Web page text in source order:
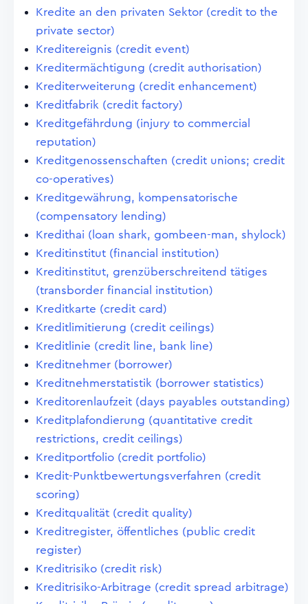
Kredite an den privaten Sektor (credit to the
private sector)
Kreditereignis (credit event)
Kreditermächtigung (credit authorisation)
Krediterweiterung (credit enhancement)
Kreditfabrik (credit factory)
Kreditgefährdung (injury to commercial
reputation)
Kreditgenossenschaften (credit unions; credit
co-operatives)
Kreditgewährung, kompensatorische
(compensatory lending)
Kredithai (loan shark, gombeen-man, shylock)
Kreditinstitut (financial institution)
Kreditinstitut, grenzüberschreitend tätiges
(transborder financial institution)
Kreditkarte (credit card)
Kreditlimitierung (credit ceilings)
Kreditlinie (credit line, bank line)
Kreditnehmer (borrower)
Kreditnehmerstatistik (borrower statistics)
Kreditorenlaufzeit (days payables outstanding)
Kreditplafondierung (quantitative credit
restrictions, credit ceilings)
Kreditportfolio (credit portfolio)
Kredit-Punktbewertungsverfahren (credit
scoring)
Kreditqualität (credit quality)
Kreditregister, öffentliches (public credit
register)
Kreditrisiko (credit risk)
Kreditrisiko-Arbitrage (credit spread arbitrage)